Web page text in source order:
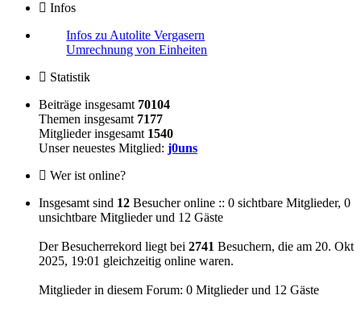
Infos
Infos zu Autolite Vergasern
Umrechnung von Einheiten
Statistik
Beiträge insgesamt 70104
Themen insgesamt 7177
Mitglieder insgesamt 1540
Unser neuestes Mitglied: j0uns
Wer ist online?
Insgesamt sind 12 Besucher online :: 0 sichtbare Mitglieder, 0
unsichtbare Mitglieder und 12 Gäste
Der Besucherrekord liegt bei 2741 Besuchern, die am 20. Okt
2025, 19:01 gleichzeitig online waren.
Mitglieder in diesem Forum: 0 Mitglieder und 12 Gäste